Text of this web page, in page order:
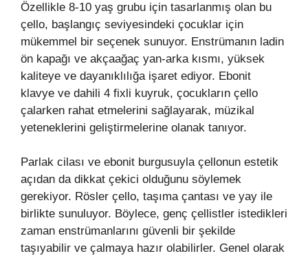
Özellikle 8-10 yaş grubu için tasarlanmış olan bu
çello, başlangıç seviyesindeki çocuklar için
mükemmel bir seçenek sunuyor. Enstrümanın ladin
ön kapağı ve akçaağaç yan-arka kısmı, yüksek
kaliteye ve dayanıklılığa işaret ediyor. Ebonit
klavye ve dahili 4 fixli kuyruk, çocukların çello
çalarken rahat etmelerini sağlayarak, müzikal
yeteneklerini geliştirmelerine olanak tanıyor.
Parlak cilası ve ebonit burgusuyla çellonun estetik
açıdan da dikkat çekici olduğunu söylemek
gerekiyor. Rösler çello, taşıma çantası ve yay ile
birlikte sunuluyor. Böylece, genç çellistler istedikleri
zaman enstrümanlarını güvenli bir şekilde
taşıyabilir ve çalmaya hazır olabilirler. Genel olarak